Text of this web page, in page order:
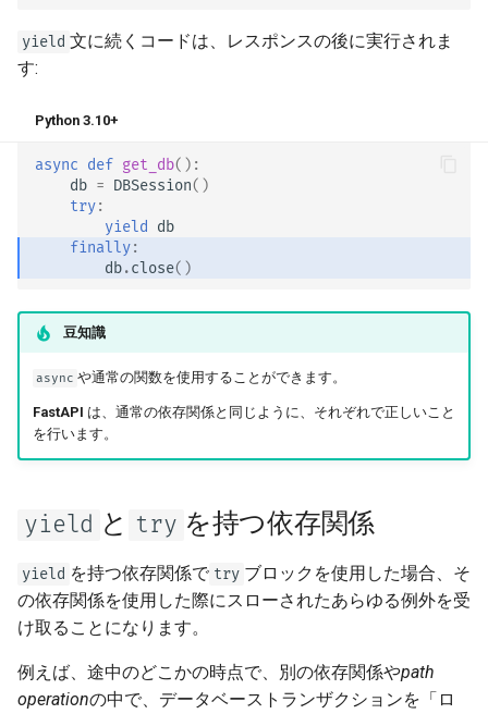
WSGI の組み込み - Flask、
Django など
SDK の生成
高度な Python の型
Base64 にしたバイトを含む
Content-Type の厳格チェック
yield 文に続くコードは、レスポンスの後に実行されま
す:
Python 3.10+
async def get_db():
db = DBSession()
try:
yield
db
finally:
db.close()
豆知識
async や通常の関数を使用することができます。
FastAPI は、通常の依存関係と同じように、それぞれで正しいこと
を行います。
yield と try を持つ依存関係
yield を持つ依存関係で try ブロックを使用した場合、そ
の依存関係を使用した際にスローされたあらゆる例外を受
け取ることになります。
例えば、途中のどこかの時点で、別の依存関係やpath
operationの中で、データベーストランザクションを「ロ